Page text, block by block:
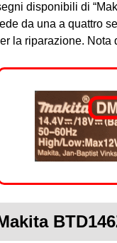
disponibili di
da una a quattro
la riparazione. Nota